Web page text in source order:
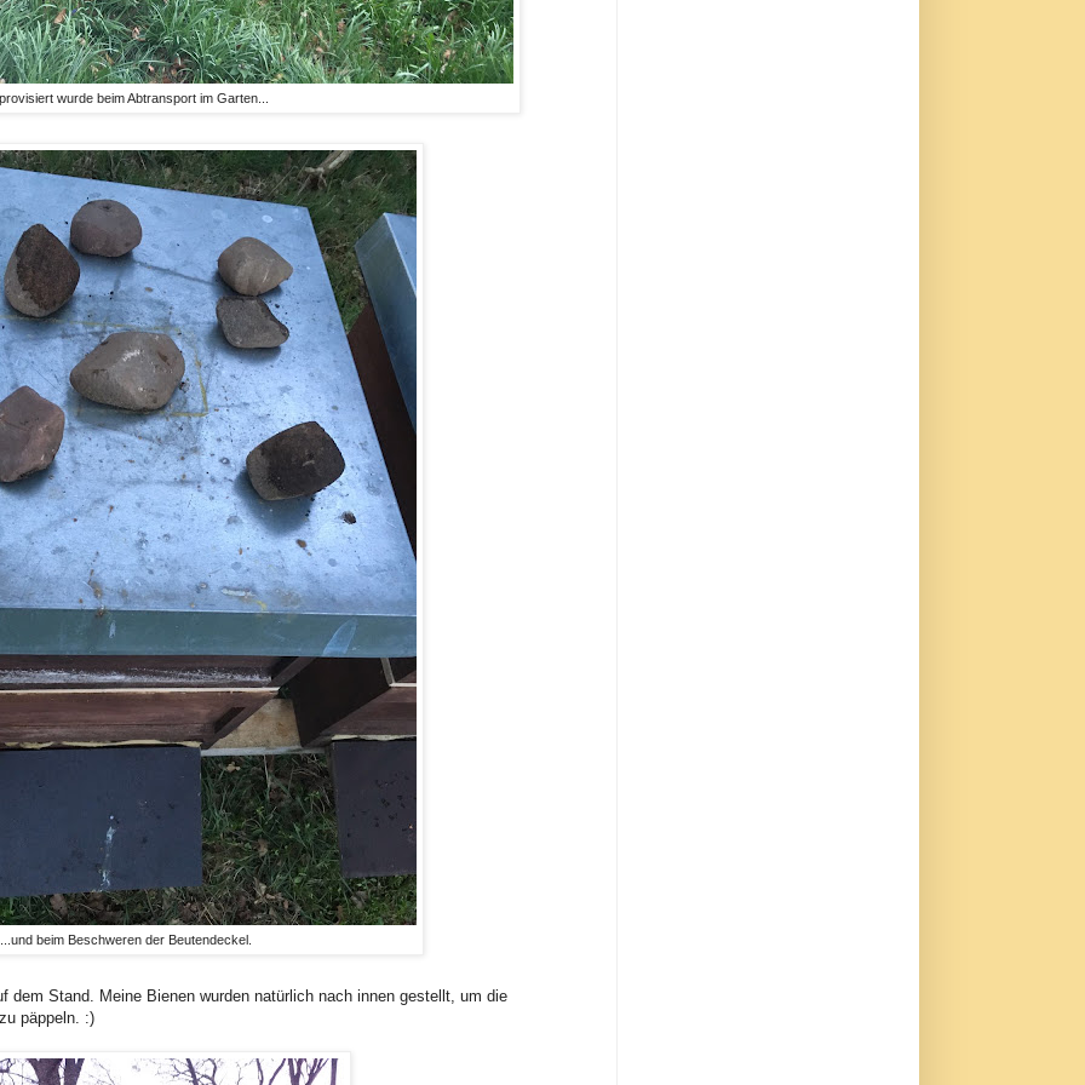
wurde beim Abtransport im Garten...
...und beim Beschweren der Beutendeckel.
dem Stand. Meine Bienen wurden natürlich nach innen gestellt, um die
päppeln. :)